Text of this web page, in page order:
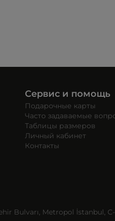
Сервис и помощь
Подарочные карты
Часто задаваемые
Таблицы размеров
Личный кабинет
Контакты
Bulvarı, Metropol İstanbul,